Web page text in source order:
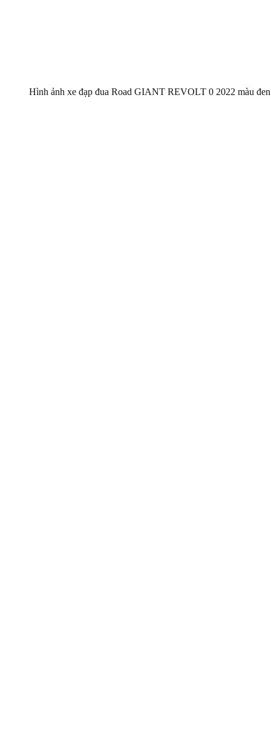
Hình ảnh xe đạp đua Road GIANT REVOLT 0 2022 màu đen